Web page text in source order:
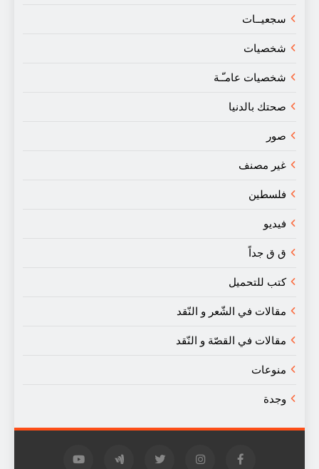
سجعيــات
شخصيات
شخصيات عامـّـة
صحتك بالدنيا
صور
غير مصنف
فلسطين
فيديو
ق ق جداً
كتب للتحميل
مقالات في الشّعر و النّقد
مقالات في القصّة و النّقد
منوعات
وجدة